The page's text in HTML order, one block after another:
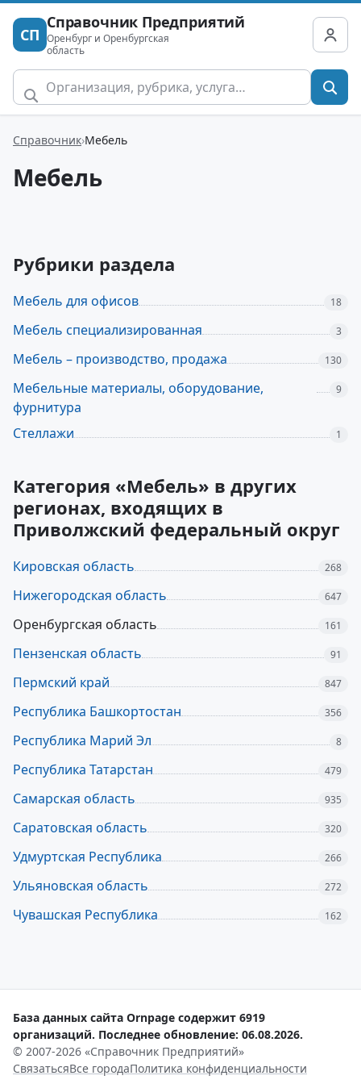
СП
Справочник Предприятий
Оренбург и Оренбургская
область
Справочник Мебель
Мебель
Рубрики раздела
Мебель для офисов 18
Мебель специализированная 3
Мебель – производство, продажа 130
Мебельные материалы, оборудование,
фурнитура
9
Стеллажи 1
Категория «Мебель» в других
регионах, входящих в
Приволжский федеральный округ
Кировская область 268
Нижегородская область 647
Оренбургская область 161
Пензенская область 91
Пермский край 847
Республика Башкортостан 356
Республика Марий Эл 8
Республика Татарстан 479
Самарская область 935
Саратовская область 320
Удмуртская Республика 266
Ульяновская область 272
Чувашская Республика 162
База данных сайта Ornpage содержит 6919
организаций. Последнее обновление: 06.08.2026.
© 2007-2026 «Справочник Предприятий»
СвязатьсяВсе городаПолитика конфиденциальности